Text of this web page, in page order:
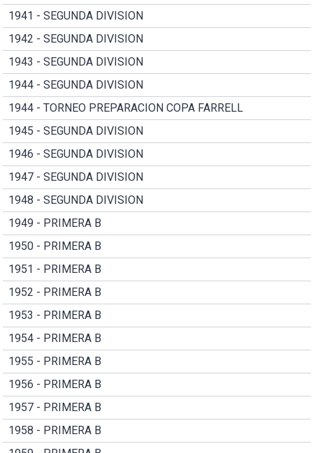
1941 - SEGUNDA DIVISION
1942 - SEGUNDA DIVISION
1943 - SEGUNDA DIVISION
1944 - SEGUNDA DIVISION
1944 - TORNEO PREPARACION COPA FARRELL
1945 - SEGUNDA DIVISION
1946 - SEGUNDA DIVISION
1947 - SEGUNDA DIVISION
1948 - SEGUNDA DIVISION
1949 - PRIMERA B
1950 - PRIMERA B
1951 - PRIMERA B
1952 - PRIMERA B
1953 - PRIMERA B
1954 - PRIMERA B
1955 - PRIMERA B
1956 - PRIMERA B
1957 - PRIMERA B
1958 - PRIMERA B